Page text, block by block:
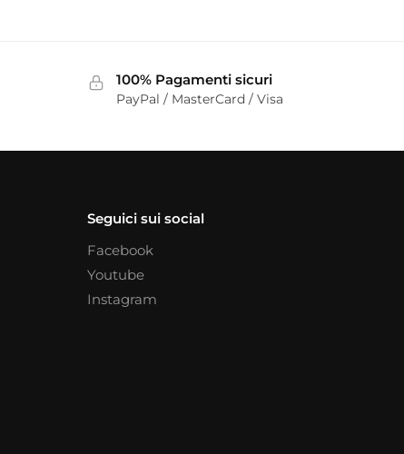
100% Pagamenti sicuri
PayPal / MasterCard / Visa
Seguici sui social
Facebook
Youtube
Instagram